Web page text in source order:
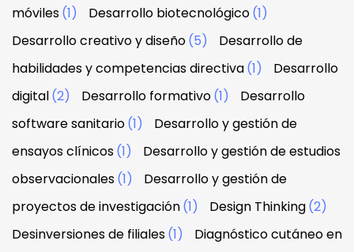
móviles(1) Desarrollo biotecnológico(1)
Desarrollo creativo y diseño(5)
Desarrollo de
habilidades y competencias directiva(1)
Desarrollo
digital(2) Desarrollo formativo(1)
Desarrollo
software sanitario(1)
Desarrollo y gestión de
ensayos clínicos(1)
Desarrollo y gestión de estudios
observacionales(1)
Desarrollo y gestión de
proyectos de investigación(1) Design Thinking(2)
Desinversiones de filiales(1)
Diagnóstico cutáneo en